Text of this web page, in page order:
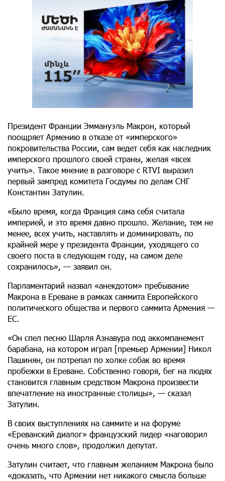
Президент Франции Эммануэль Макрон, который
поощряет Армению в отказе от «имперского»
покровительства России, сам ведет себя как наследник
имперского прошлого своей страны, желая «всех
учить». Такое мнение в разговоре с RTVI выразил
первый зампред комитета Госдумы по делам СНГ
Константин Затулин.
«Было время, когда Франция сама себя считала
империей, и это время давно прошло. Желание, тем не
менее, всех учить, наставлять и доминировать, по
крайней мере у президента Франции, уходящего со
своего поста в следующем году, на самом деле
сохранилось», — заявил он.
Парламентарий назвал «анекдотом» пребывание
Макрона в Ереване в рамках саммита Европейского
политического общества и первого саммита Армения —
ЕС.
«Он спел песню Шарля Азнавура под аккомпанемент
барабана, на котором играл [премьер Армении] Никол
Пашинян, он потрепал по холке собак во время
пробежки в Ереване. Собственно говоря, бег на людях
становится главным средством Макрона произвести
впечатление на иностранные столицы», — сказал
Затулин.
В своих выступлениях на саммите и на форуме
«Ереванский диалог» французский лидер «наговорил
очень много слов», продолжил депутат.
Затулин считает, что главным желанием Макрона было
«доказать, что Армении нет никакого смысла больше